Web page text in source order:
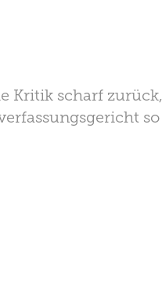
Kritik scharf zurück,
so